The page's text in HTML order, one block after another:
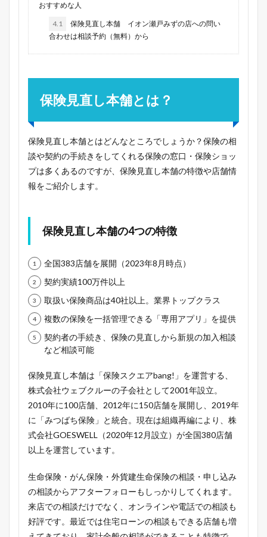
おすすめな人
4.1
保険見直し本舗 イオン瀬戸みずの店への問い
合わせは相談予約（無料）から
保険見直し本舗とは？
保険見直し本舗とはどんなところでしょうか？保険の相
談や契約の手続きをしてくれる保険の窓口・保険ショッ
プは多くあるのですが、保険見直し本舗の特徴や店舗情
報をご紹介します。
保険見直し本舗の4つの特徴
全国383店舗を展開（2023年8月時点）
契約実績100万件以上
取扱い保険商品は40社以上。業界トップクラス
複数の保険を一括管理できる「専用アプリ」を提供
契約者の手続き、保険の見直しから新規の加入相談
など相談可能
保険見直し本舗は「保険スクエアbang!」を運営する、
株式会社ウェブクルーの子会社として2001年設立。
2010年に100店舗、2012年に150店舗を展開し、2019年
に「みつばち保険」と統合。現在は組織再編により、株
式会社GOESWELL（2020年12月設立）が全国380店舗
以上を運営しています。
生命保険・がん保険・外貨建生命保険の相談・申し込み
の相談からアフターフォローもしっかりしてくれます。
来店での相談だけでなく、オンラインや電話での相談も
好評です。最近では住宅ローンの相談もできる店舗も増